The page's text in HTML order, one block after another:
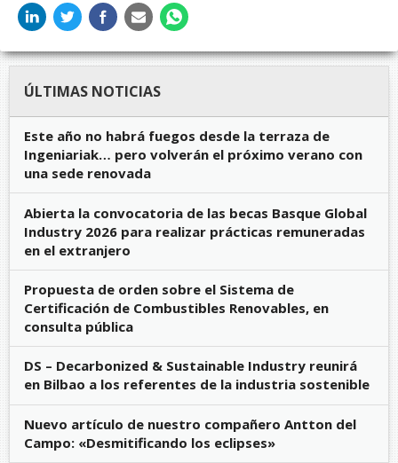
ÚLTIMAS NOTICIAS
Este año no habrá fuegos desde la terraza de
Ingeniariak… pero volverán el próximo verano con
una sede renovada
Abierta la convocatoria de las becas Basque Global
Industry 2026 para realizar prácticas remuneradas
en el extranjero
Propuesta de orden sobre el Sistema de
Certificación de Combustibles Renovables, en
consulta pública
DS – Decarbonized & Sustainable Industry reunirá
en Bilbao a los referentes de la industria sostenible
Nuevo artículo de nuestro compañero Antton del
Campo: «Desmitificando los eclipses»